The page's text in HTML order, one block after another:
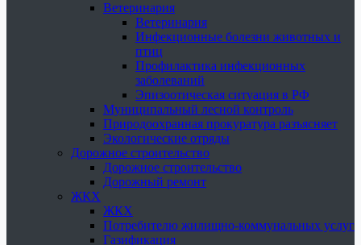
Ветеринария
Ветеринария
Инфекционные болезни животных и
птиц
Профилактика инфекционных
заболеваний
Эпизоотическая ситуация в РФ
Муниципальный лесной контроль
Природоохранная прокуратура разъясняет
Экологические отряды
Дорожное строительство
Дорожное строительство
Дорожный ремонт
ЖКХ
ЖКХ
Потребителю жилищно-коммунальных услуг
Газификация